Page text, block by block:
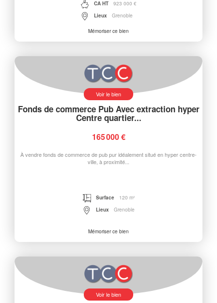
CA HT
923 000 €
Lieux
Grenoble
Mémoriser ce bien
Voir le bien
Fonds de commerce Pub Avec extraction hyper
Centre quartier...
165 000 €
À vendre fonds de commerce de pub pur idéalement situé en hyper centre-
ville, à proximité...
Surface
120 m²
Lieux
Grenoble
Mémoriser ce bien
Voir le bien